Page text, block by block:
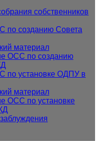
собственников
по созданию Совета
материал
ОСС по созданию
по установке ОДПУ в
материал
ОСС по установке